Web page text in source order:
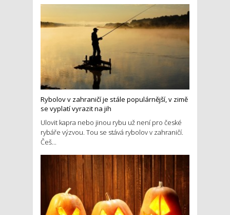
Rybolov v zahraničí je stále populárnější, v zimě
se vyplatí vyrazit na jih
Ulovit kapra nebo jinou rybu už není pro české
rybáře výzvou. Tou se stává rybolov v zahraničí.
Češ...